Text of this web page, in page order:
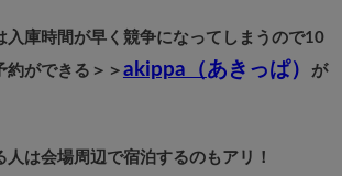
入庫時間が早く競争になってしまうので10
約ができる＞＞ akippa（ あきっぱ）
が
人は会場周辺で宿泊するのもアリ！